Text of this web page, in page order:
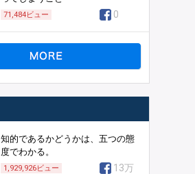
71,484ビュー 0
知的であるかどうかは、五つの態
度でわかる。
1,929,926ビュー 13万